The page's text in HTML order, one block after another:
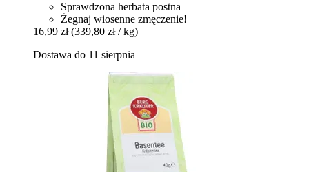
Sprawdzona herbata postna
Żegnaj wiosenne zmęczenie!
16,99 zł (339,80 zł / kg)
Dostawa do 11 sierpnia